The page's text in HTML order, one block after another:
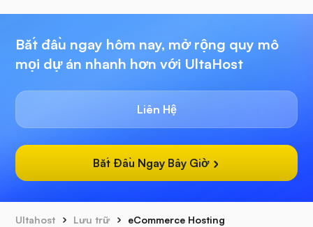
Bắt đầu ngay hôm nay, mở rộng quy mô
mọi dự án nhanh hơn với UltaHost
Liên Hệ
Bắt Đầu Ngay Bây Giờ
Ultahost Lưu trữ eCommerce Hosting